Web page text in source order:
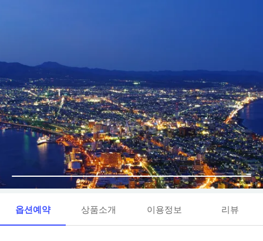
옵션예약 상품소개 이용정보 리뷰